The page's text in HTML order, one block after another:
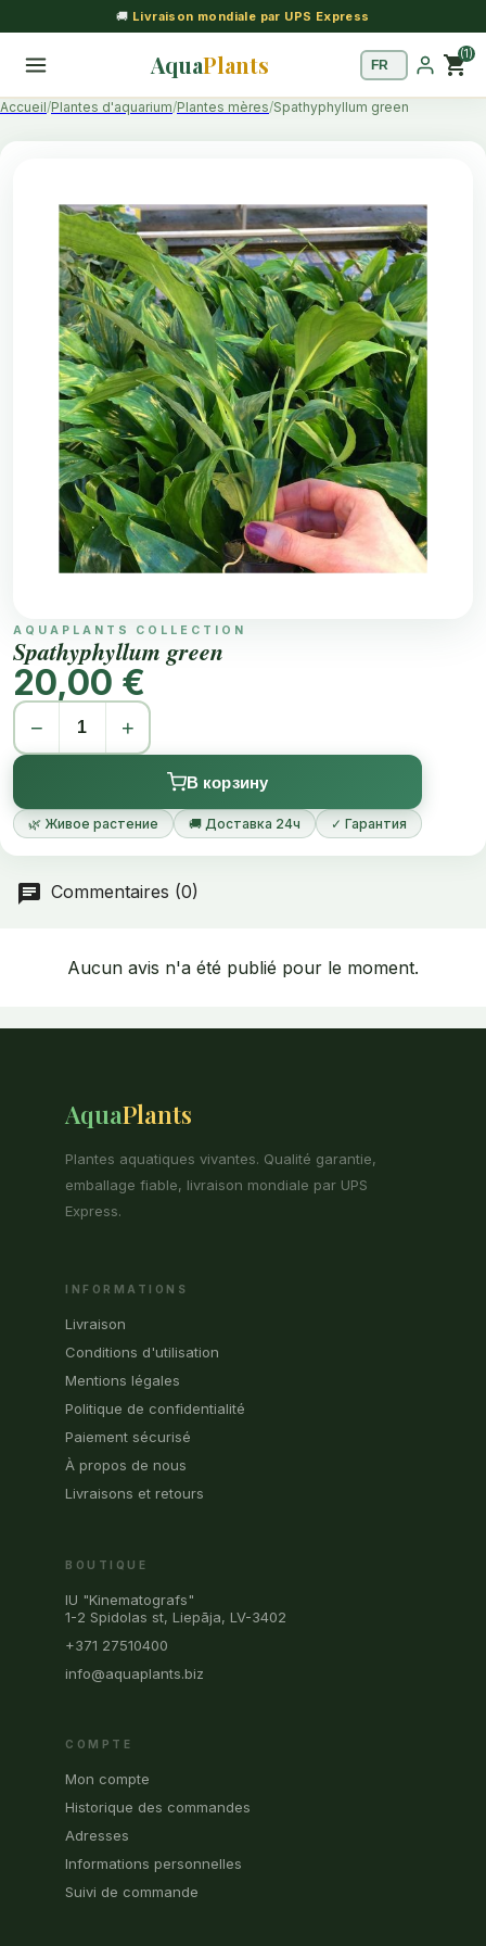
🚚 Livraison mondiale par UPS Express
AquaPlants shopping_cart(1)
Accueil Plantes d'aquarium Plantes mères Spathyphyllum green
AQUAPLANTS COLLECTION
Spathyphyllum green
20,00 €
− +
В корзину
🌿 Живое растение 🚚 Доставка 24ч ✓ Гарантия
Commentaires (0)
Aucun avis n'a été publié pour le moment.
AquaPlants
Plantes aquatiques vivantes. Qualité garantie,
emballage fiable, livraison mondiale par UPS
Express.
INFORMATIONS
Livraison
Conditions d'utilisation
Mentions légales
Politique de confidentialité
Paiement sécurisé
À propos de nous
Livraisons et retours
BOUTIQUE
IU "Kinematografs"
1-2 Spidolas st, Liepāja, LV-3402
+371 27510400
info@aquaplants.biz
COMPTE
Mon compte
Historique des commandes
Adresses
Informations personnelles
Suivi de commande